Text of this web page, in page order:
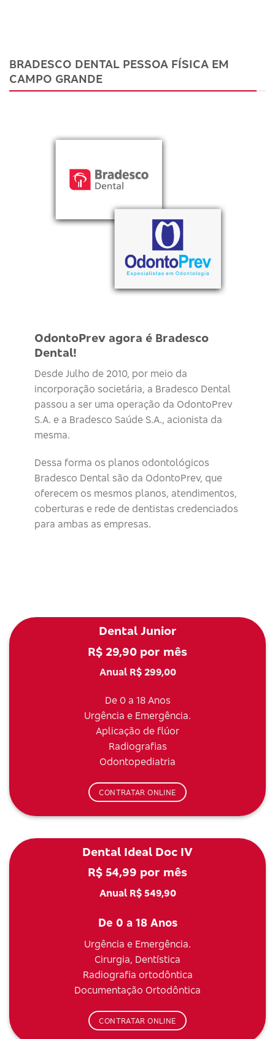
BRADESCO DENTAL PESSOA FÍSICA EM
CAMPO GRANDE
OdontoPrev agora é Bradesco
Dental!
Desde Julho de 2010, por meio da
incorporação societária, a Bradesco Dental
passou a ser uma operação da OdontoPrev
S.A. e a Bradesco Saúde S.A., acionista da
mesma.
Dessa forma os planos odontológicos
Bradesco Dental são da OdontoPrev, que
oferecem os mesmos planos, atendimentos,
coberturas e rede de dentistas credenciados
para ambas as empresas.
Dental Junior
R$ 29,90 por mês
Anual R$ 299,00
De 0 a 18 Anos
Urgência e Emergência.
Aplicação de flúor
Radiografias
Odontopediatria
CONTRATAR ONLINE
Dental Ideal Doc IV
R$ 54,99 por mês
Anual R$ 549,90
De 0 a 18 Anos
Urgência e Emergência.
Cirurgia, Dentística
Radiografia ortodôntica
Documentação Ortodôntica
CONTRATAR ONLINE